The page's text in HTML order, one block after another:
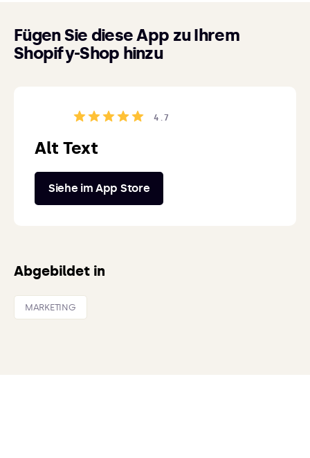
Fügen Sie diese App zu Ihrem
Shopify-Shop hinzu
4.7
Alt Text
Siehe im App Store
Abgebildet in
MARKETING